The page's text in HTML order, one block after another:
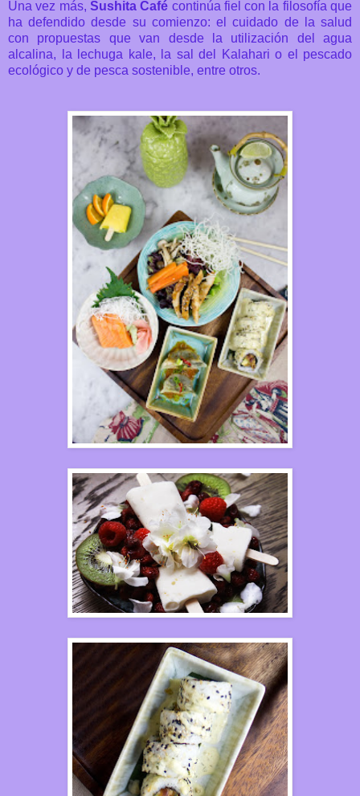
Una vez más, Sushita Café continúa fiel con la filosofía que
ha defendido desde su comienzo: el cuidado de la salud
con propuestas que van desde la utilización del agua
alcalina, la lechuga kale, la sal del Kalahari o el pescado
ecológico y de pesca sostenible, entre otros.